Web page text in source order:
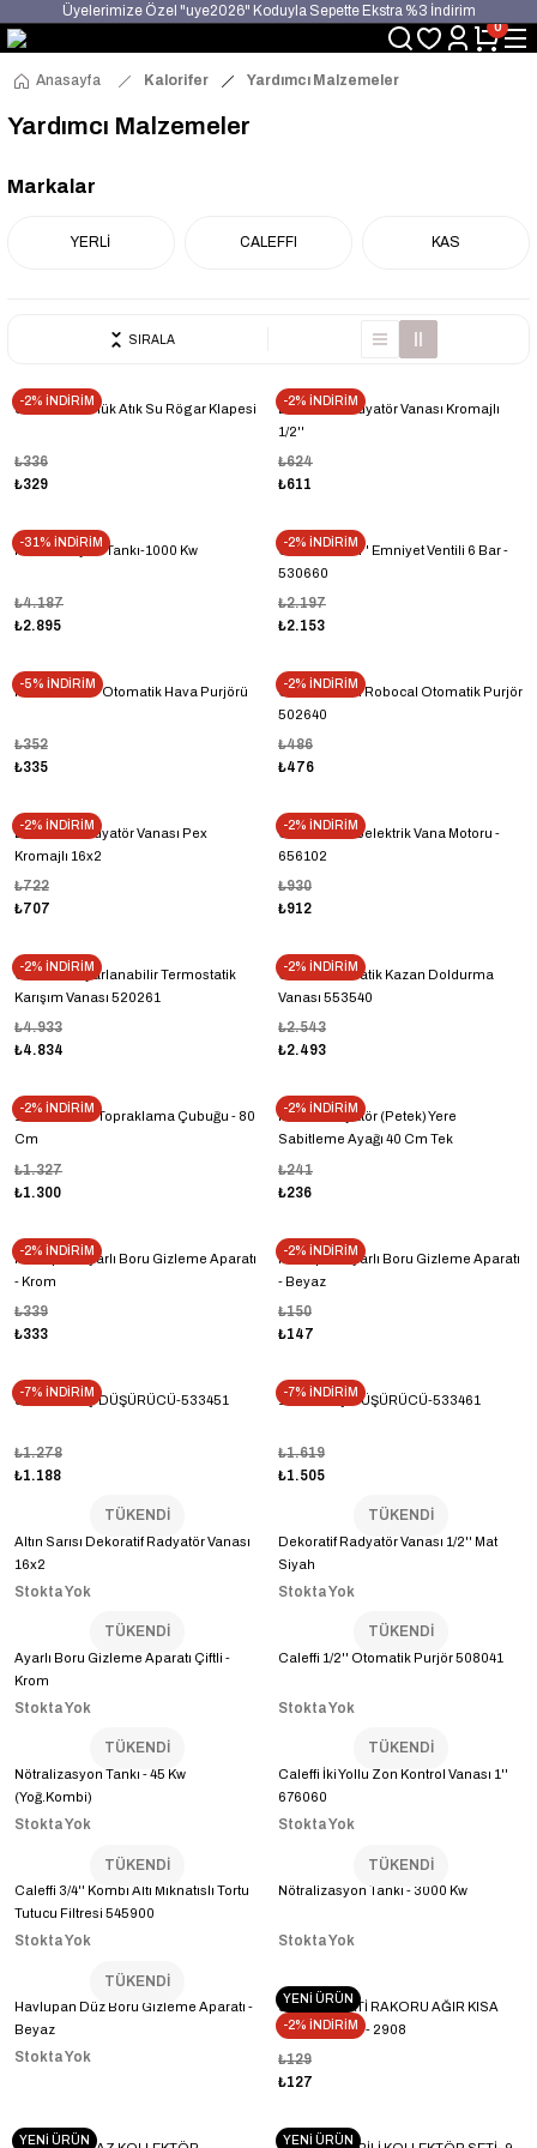
Üyelerimize Özel "uye2026" Koduyla Sepette Ekstra %3 İndirim
0
Anasayfa Kalorifer Yardımcı Malzemeler
Yardımcı Malzemeler
Markalar
YERLİ CALEFFI KAS
SIRALA
-2% İNDİRİM
Sukates 100'lük Atık Su Rögar Klapesi
₺329
₺336
-2% İNDİRİM
Dekoratif Radyatör Vanası Kromajlı
1/2''
₺611
₺624
-31% İNDİRİM
Nötralizasyon Tankı-1000 Kw
₺2.895
₺4.187
-2% İNDİRİM
Caleffi 1x11/4'' Emniyet Ventili 6 Bar -
530660
₺2.153
₺2.197
-5% İNDİRİM
Pakkens 1/2'' Otomatik Hava Purjörü
₺335
₺352
-2% İNDİRİM
Caleffi 1/2'' M Robocal Otomatik Purjör
502640
₺476
₺486
-2% İNDİRİM
Dekoratif Radyatör Vanası Pex
Kromajlı 16x2
₺707
₺722
-2% İNDİRİM
Caleffi Termoelektrik Vana Motoru -
656102
₺912
₺930
-2% İNDİRİM
Caleffi 1'' Ayarlanabilir Termostatik
Karışım Vanası 520261
₺4.834
₺4.933
-2% İNDİRİM
Caleffi Otomatik Kazan Doldurma
Vanası 553540
₺2.493
₺2.543
-2% İNDİRİM
12 mm Bakır Topraklama Çubuğu - 80
Cm
₺1.300
₺1.327
-2% İNDİRİM
Panel Radyatör (Petek) Yere
Sabitleme Ayağı 40 Cm Tek
₺236
₺241
-2% İNDİRİM
Havlupan Ayarlı Boru Gizleme Aparatı
- Krom
₺333
₺339
-2% İNDİRİM
Havlupan Ayarlı Boru Gizleme Aparatı
- Beyaz
₺147
₺150
-7% İNDİRİM
3/4'' BASINÇ DÜŞÜRÜCÜ-533451
₺1.188
₺1.278
-7% İNDİRİM
1'' BASINÇ DÜŞÜRÜCÜ-533461
₺1.505
₺1.619
TÜKENDİ
Altın Sarısı Dekoratif Radyatör Vanası
16x2
Stokta Yok
TÜKENDİ
Dekoratif Radyatör Vanası 1/2'' Mat
Siyah
Stokta Yok
TÜKENDİ
Ayarlı Boru Gizleme Aparatı Çiftli -
Krom
Stokta Yok
TÜKENDİ
Caleffi 1/2'' Otomatik Purjör 508041
Stokta Yok
TÜKENDİ
Nötralizasyon Tankı - 45 Kw
(Yoğ.Kombi)
Stokta Yok
TÜKENDİ
Caleffi İki Yollu Zon Kontrol Vanası 1''
676060
Stokta Yok
TÜKENDİ
Caleffi 3/4'' Kombi Altı Mıknatıslı Tortu
Tutucu Filtresi 545900
Stokta Yok
TÜKENDİ
Nötralizasyon Tankı - 3000 Kw
Stokta Yok
TÜKENDİ
Havlupan Düz Boru Gizleme Aparatı -
Beyaz
Stokta Yok
YENİ ÜRÜN
-2% İNDİRİM
3/4'' SU SAATİ RAKORU AĞIR KISA
KÖŞELİ-SARI - 2908
₺127
₺129
YENİ ÜRÜN
YENİ ÜRÜN